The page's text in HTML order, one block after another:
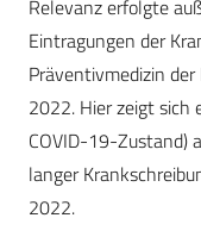
Relevanz erfolgte
Eintragungen der
Präventivmedizin
2022. Hier zeigt sich
COVID-19-Zustand)
langer
2022.